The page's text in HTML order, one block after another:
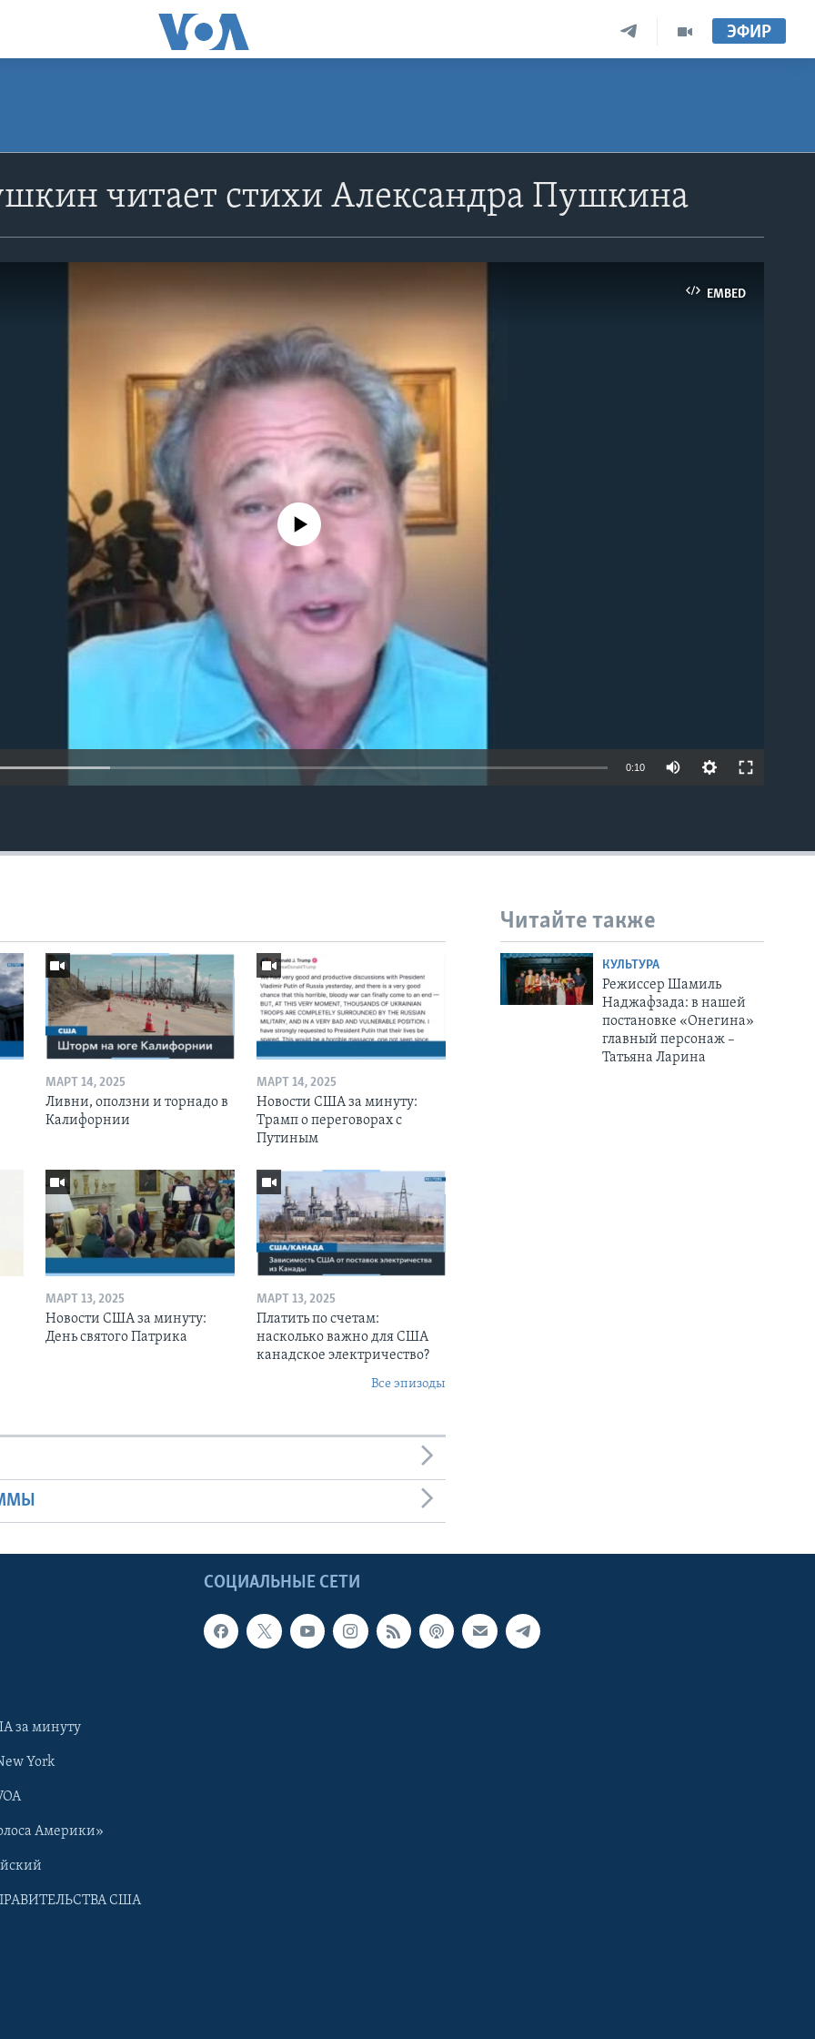
ЭФИР
читает стихи Александра Пушкина
EMBED
No media source currently available
0:10
Читайте также
КУЛЬТУРА
Режиссер Шамиль
Наджафзада: в нашей
постановке «Онегина»
главный персонаж –
Татьяна Ларина
МАРТ 14, 2025
Ливни, оползни и торнадо в
Калифорнии
МАРТ 14, 2025
Новости США за минуту:
Трамп о переговорах с
Путиным
МАРТ 13, 2025
Новости США за минуту:
День святого Патрика
МАРТ 13, 2025
Платить по счетам:
насколько важно для США
канадское электричество?
Все эпизоды
СОЦИАЛЬНЫЕ СЕТИ
за минуту
York
Америки»
США